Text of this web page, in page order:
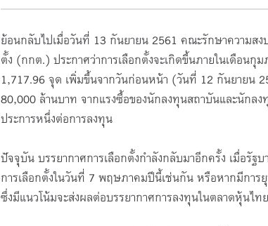
ย้อนกลับไปเมื่อวันที่ 13 กันยายน 2561 คณะรักษาความส
ตั้ง (กกต.)​ ประกาศว่าการเลือกตั้งจะเกิดขึ้นภายในเดือ
1,717.96 จุด เพิ่มขึ้นจากวันก่อนหน้า (วันที่ 12 กันยายน
80,000 ล้านบาท จากแรงซื้อของนักลงทุนสถาบันและนักล
ประการหนึ่งต่อการลงทุน
ปัจจุบัน บรรยากาศการเลือกตั้งกำลังกลับมาอีกครั้ง เมื่อรัฐ
การเลือกตั้งในวันที่ 7 พฤษภาคมปีนี้เช่นกัน หรือหากมีการ
ซึ่งมีแนวโน้มจะส่งผลต่อบรรยากาศการลงทุนในตลาดหุ้นไท
31 มี.ค. 69 -
3:00-23:55 น.
Online Meeting
เปิดรับ :
นั่ง)